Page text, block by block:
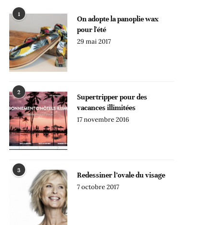
1
On adopte la panoplie wax
pour l'été
29 mai 2017
2
Supertripper pour des
vacances illimitées
17 novembre 2016
3
Redessiner l’ovale du visage
7 octobre 2017